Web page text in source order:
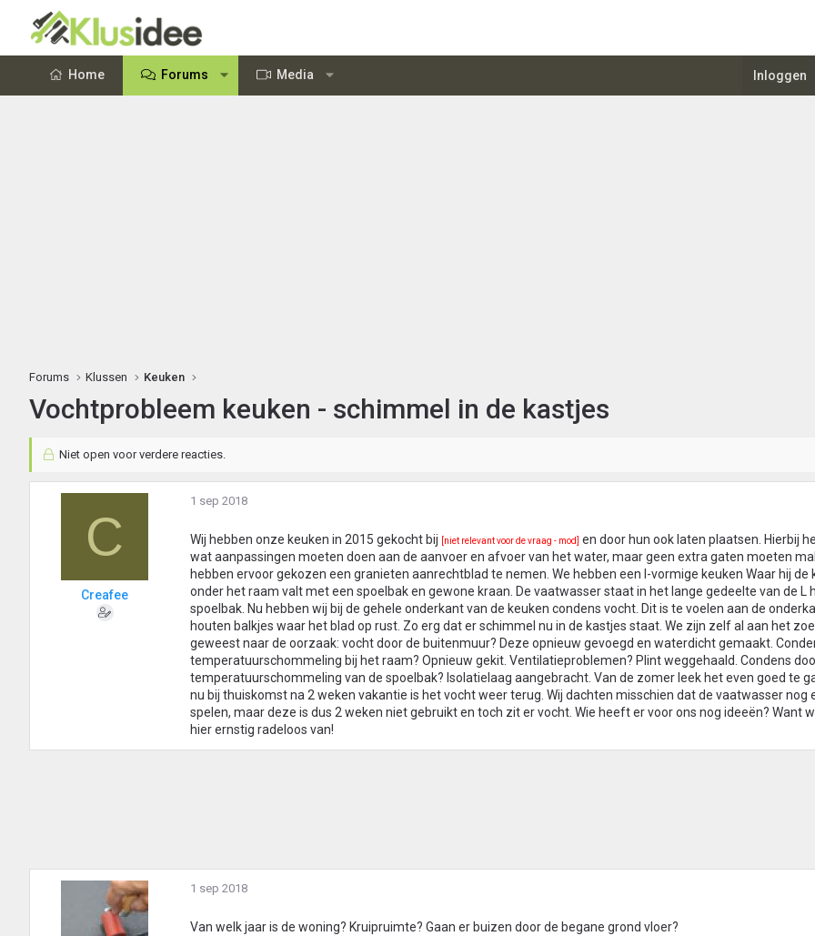
Home Forums Media Inloggen
Forums Klussen Keuken
Vochtprobleem keuken - schimmel in de kastjes
Niet open voor verdere reacties.
C
Creafee
1 sep 2018
Wij hebben onze keuken in 2015 gekocht bij [niet relevant voor de vraag - mod]
en door hun ook laten plaatsen. Hierbij
wat aanpassingen moeten doen aan de aanvoer en afvoer van het water, maar geen extra gaten moeten
hebben ervoor gekozen een granieten aanrechtblad te nemen. We hebben een l-vormige keuken Waar hij de
onder het raam valt met een spoelbak en gewone kraan. De vaatwasser staat in het lange gedeelte van de L
spoelbak. Nu hebben wij bij de gehele onderkant van de keuken condens vocht. Dit is te voelen aan de
houten balkjes waar het blad op rust. Zo erg dat er schimmel nu in de kastjes staat. We zijn zelf al aan het
geweest naar de oorzaak: vocht door de buitenmuur? Deze opnieuw gevoegd en waterdicht gemaakt.
temperatuurschommeling bij het raam? Opnieuw gekit. Ventilatieproblemen? Plint weggehaald. Condens
temperatuurschommeling van de spoelbak? Isolatielaag aangebracht. Van de zomer leek het even goed te
nu bij thuiskomst na 2 weken vakantie is het vocht weer terug. Wij dachten misschien dat de vaatwasser nog
spelen, maar deze is dus 2 weken niet gebruikt en toch zit er vocht. Wie heeft er voor ons nog ideeën? Want
hier ernstig radeloos van!
1 sep 2018
Van welk jaar is de woning? Kruipruimte? Gaan er buizen door de begane grond vloer?